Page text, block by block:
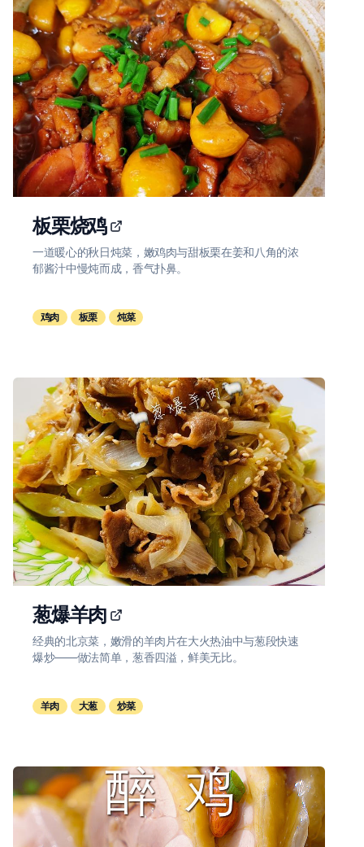
板栗烧鸡
一道暖心的秋日炖菜，嫩鸡肉与甜板栗在姜和八角的浓
郁酱汁中慢炖而成，香气扑鼻。
鸡肉 板栗 炖菜
葱爆羊肉
经典的北京菜，嫩滑的羊肉片在大火热油中与葱段快速
爆炒——做法简单，葱香四溢，鲜美无比。
羊肉 大葱 炒菜